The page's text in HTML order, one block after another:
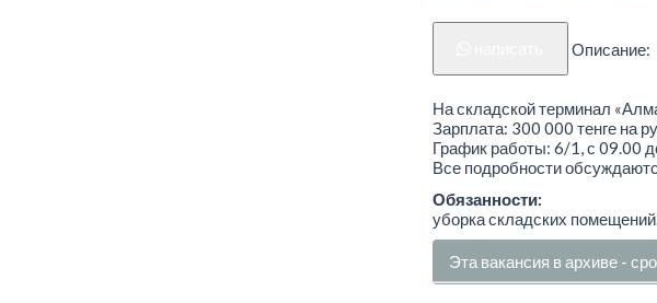
Описание:
На складской терминал
Зарплата: 300 000 тенге на
График работы: 6/1, с 09.00
Все подробности
Обязанности:
уборка складских
Эта вакансия в архиве -